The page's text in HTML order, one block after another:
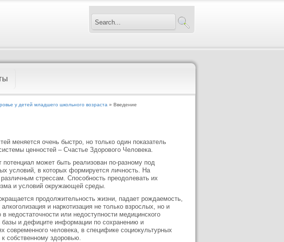
у детей младшего школьного возраста » Введение
меняется очень быстро, но только один показатель
ценностей – Счастье Здорового Человека.
может быть реализован по-разному под
условий, в которых формируется личность. На
стрессам. Способность преодолевать их
и условий окружающей среды.
продолжительность жизни, падает рождаемость,
и наркотизация не только взрослых, но и
недостаточности или недоступности медицинского
базы и дефиците информации по сохранению и
современного человека, в специфике социокультурных
собственному здоровью.